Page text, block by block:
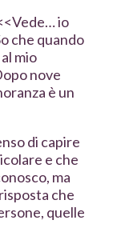
io
che quando
mio
nove
è un
di capire
e che
ma
che
quelle